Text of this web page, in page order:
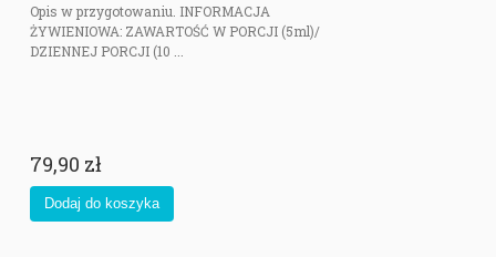
Opis w przygotowaniu. INFORMACJA
ŻYWIENIOWA: ZAWARTOŚĆ W PORCJI (5ml)/
DZIENNEJ PORCJI (10 ...
79,90 zł